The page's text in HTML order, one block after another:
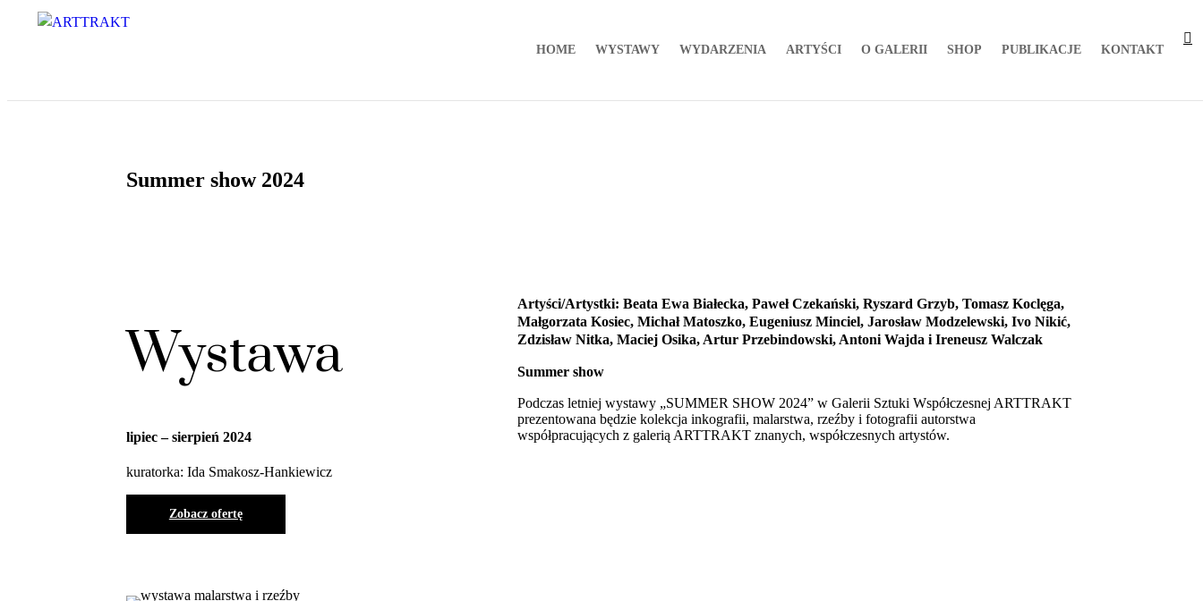
HOME WYSTAWY WYDARZENIA ARTYŚCI O GALERII SHOP PUBLIKACJE KONTAKT
Summer show 2024
Wystawa
lipiec – sierpień 2024
kuratorka: Ida Smakosz-Hankiewicz
Zobacz ofertę
Artyści/Artystki: Beata Ewa Białecka, Paweł Czekański, Ryszard Grzyb, Tomasz Koclęga,
Małgorzata Kosiec, Michał Matoszko, Eugeniusz Minciel, Jarosław Modzelewski, Ivo Nikić,
Zdzisław Nitka, Maciej Osika, Artur Przebindowski, Antoni Wajda i Ireneusz Walczak
Summer show
Podczas letniej wystawy „SUMMER SHOW 2024” w Galerii Sztuki Współczesnej ARTTRAKT
prezentowana będzie kolekcja inkografii, malarstwa, rzeźby i fotografii autorstwa
współpracujących z galerią ARTTRAKT znanych, współczesnych artystów.